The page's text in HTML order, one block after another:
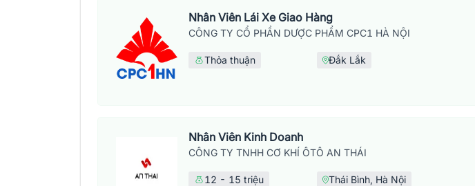
Nhân Viên Lái Xe Giao Hàng
CÔNG TY CỔ PHẦN DƯỢC PHẨM CPC1 HÀ NỘI
Thỏa thuận Đắk Lắk
Nhân Viên Kinh Doanh
CÔNG TY TNHH CƠ KHÍ ÔTÔ AN THÁI
12 - 15 triệu Thái Bình, Hà Nội